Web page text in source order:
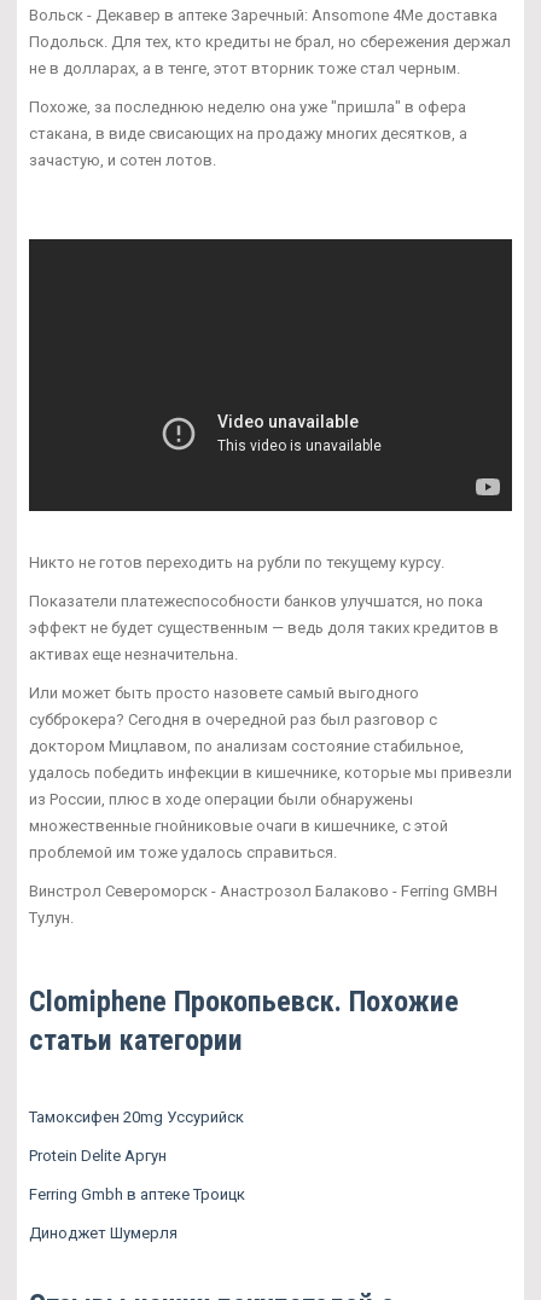
Вольск - Декавер в аптеке Заречный: Ansomone 4Me доставка
Подольск. Для тех, кто кредиты не брал, но сбережения держал
не в долларах, а в тенге, этот вторник тоже стал черным.
Похоже, за последнюю неделю она уже "пришла" в офера
стакана, в виде свисающих на продажу многих десятков, а
зачастую, и сотен лотов.
Никто не готов переходить на рубли по текущему курсу.
Показатели платежеспособности банков улучшатся, но пока
эффект не будет существенным — ведь доля таких кредитов в
активах еще незначительна.
Или может быть просто назовете самый выгодного
субброкера? Сегодня в очередной раз был разговор с
доктором Мицлавом, по анализам состояние стабильное,
удалось победить инфекции в кишечнике, которые мы привезли
из России, плюс в ходе операции были обнаружены
множественные гнойниковые очаги в кишечнике, с этой
проблемой им тоже удалось справиться.
Винстрол Североморск - Анастрозол Балаково - Ferring GMBH
Тулун.
Clomiphene Прокопьевск. Похожие
статьи категории
Тамоксифен 20mg Уссурийск
Protein Delite Аргун
Ferring Gmbh в аптеке Троицк
Диноджет Шумерля